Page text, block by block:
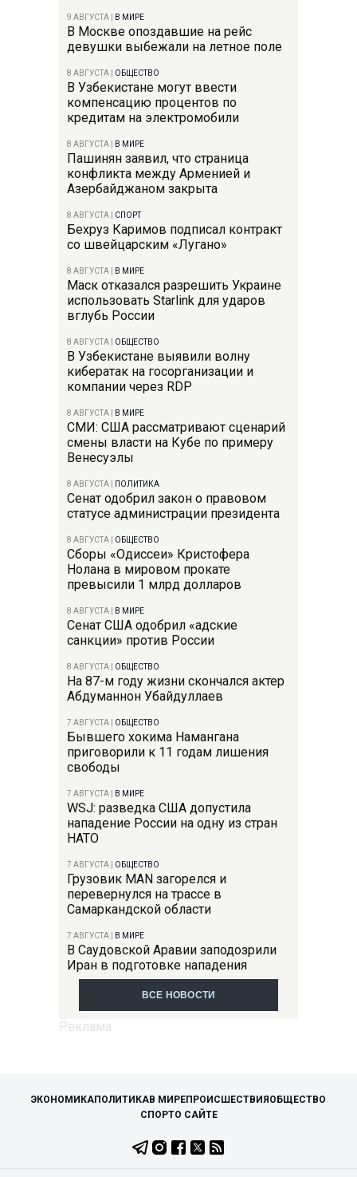
9 АВГУСТА В МИРЕ
В Москве опоздавшие на рейс
девушки выбежали на летное поле
8 АВГУСТА ОБЩЕСТВО
В Узбекистане могут ввести
компенсацию процентов по
кредитам на электромобили
8 АВГУСТА В МИРЕ
Пашинян заявил, что страница
конфликта между Арменией и
Азербайджаном закрыта
8 АВГУСТА СПОРТ
Бехруз Каримов подписал контракт
со швейцарским «Лугано»
8 АВГУСТА В МИРЕ
Маск отказался разрешить Украине
использовать Starlink для ударов
вглубь России
8 АВГУСТА ОБЩЕСТВО
В Узбекистане выявили волну
кибератак на госорганизации и
компании через RDP
8 АВГУСТА В МИРЕ
СМИ: США рассматривают сценарий
смены власти на Кубе по примеру
Венесуэлы
8 АВГУСТА ПОЛИТИКА
Сенат одобрил закон о правовом
статусе администрации президента
8 АВГУСТА ОБЩЕСТВО
Сборы «Одиссеи» Кристофера
Нолана в мировом прокате
превысили 1 млрд долларов
8 АВГУСТА В МИРЕ
Сенат США одобрил «адские
санкции» против России
8 АВГУСТА ОБЩЕСТВО
На 87-м году жизни скончался актер
Абдуманнон Убайдуллаев
7 АВГУСТА ОБЩЕСТВО
Бывшего хокима Намангана
приговорили к 11 годам лишения
свободы
7 АВГУСТА В МИРЕ
WSJ: разведка США допустила
нападение России на одну из стран
НАТО
7 АВГУСТА ОБЩЕСТВО
Грузовик MAN загорелся и
перевернулся на трассе в
Самаркандской области
7 АВГУСТА В МИРЕ
В Саудовской Аравии заподозрили
Иран в подготовке нападения
ВСЕ НОВОСТИ
ЭКОНОМИКАПОЛИТИКАВ МИРЕПРОИСШЕСТВИЯ ОБЩЕСТВО
СПОРТО САЙТЕ